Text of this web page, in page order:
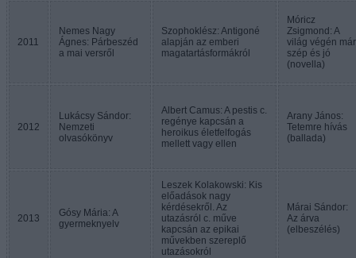
2011
Nemes Nagy
Ágnes: Párbeszéd
a mai versről
Szophoklész: Antigoné
alapján az emberi
magatartásformákról
Móricz
Zsigmond: A
világ végén már
szép és jó
(novella)
2012
Lukácsy Sándor:
Nemzeti
olvasókönyv
Albert Camus: A pestis c.
regénye kapcsán a
heroikus életfelfogás
mellett vagy ellen
Arany János:
Tetemre hívás
(ballada)
2013
Gósy Mária: A
gyermeknyelv
Leszek Kolakowski: Kis
előadások nagy
kérdésekről. Az
utazásról c. műve
kapcsán az epikai
művekben szereplő
utazásokról
Márai Sándor:
Az árva
(elbeszélés)